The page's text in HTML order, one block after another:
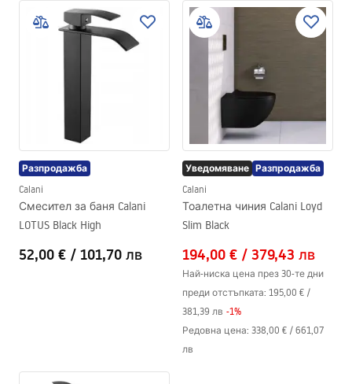
Разпродажба
Calani
Смесител за баня Calani
LOTUS Black High
52,00 € / 101,70 лв
Уведомяване Разпродажба
Calani
Тоалетна чиния Calani Loyd
Slim Black
194,00 € / 379,43 лв
Най-ниска цена през 30-те дни
преди отстъпката: 195,00 € /
381,39 лв -1%
Редовна цена: 338,00 € / 661,07
лв